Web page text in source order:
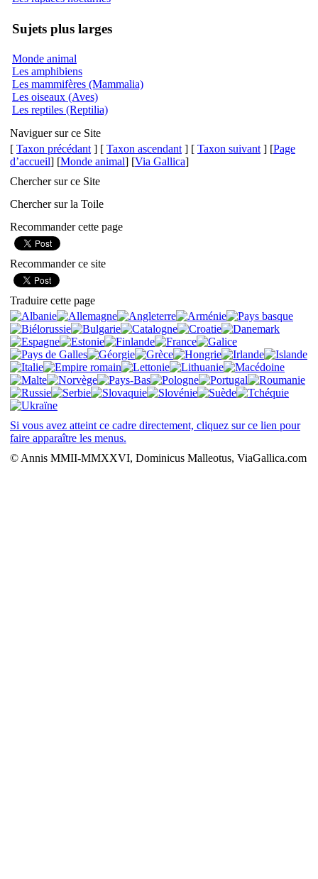
Sujets plus larges
Monde animal
Les amphibiens
Les mammifères (Mammalia)
Les oiseaux (Aves)
Les reptiles (Reptilia)
Naviguer sur ce Site
[ Taxon précédant ] [ Taxon ascendant ] [ Taxon suivant ] [Page
d’accueil] [Monde animal] [Via Gallica]
Chercher sur ce Site
Chercher sur la Toile
Recommander cette page
Recommander ce site
Traduire cette page
Si vous avez atteint ce cadre directement, cliquez sur ce lien pour
faire apparaître les menus.
© Annis MMII-MMXXVI, Dominicus Malleotus, ViaGallica.com